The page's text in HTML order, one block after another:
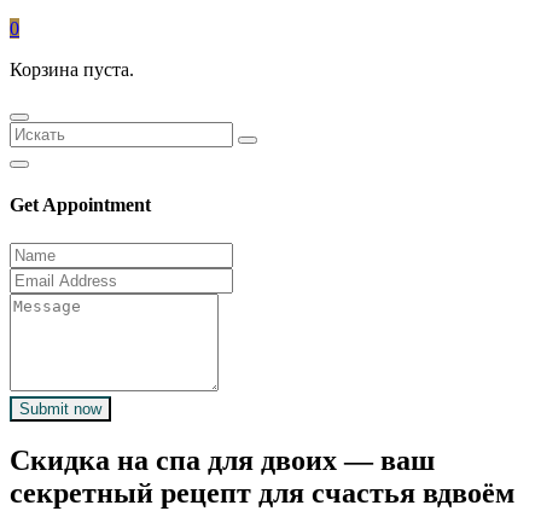
0
Корзина пуста.
Get Appointment
Submit now
Скидка на спа для двоих — ваш
секретный рецепт для счастья вдвоём